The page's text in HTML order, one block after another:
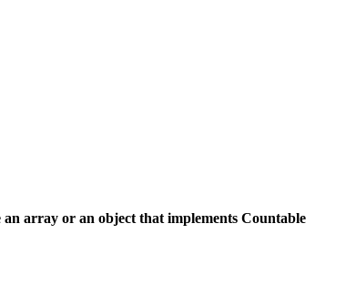
array or an object that implements Countable